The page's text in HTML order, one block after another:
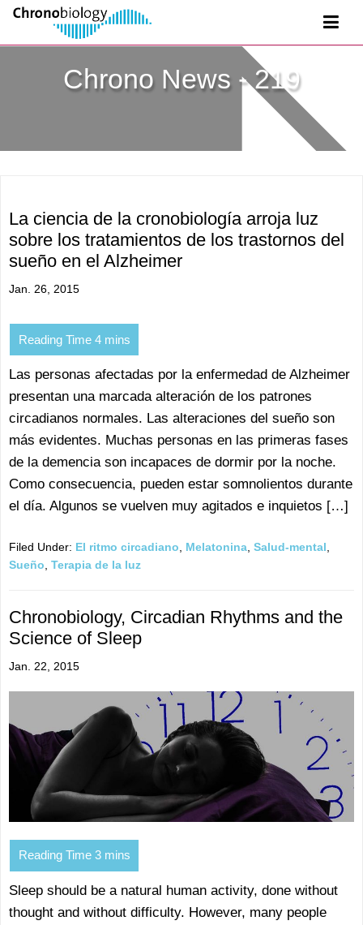
Chrono News - 219
La ciencia de la cronobiología arroja luz
sobre los tratamientos de los trastornos del
sueño en el Alzheimer
Jan. 26, 2015
Las personas afectadas por la enfermedad de Alzheimer
presentan una marcada alteración de los patrones
circadianos normales. Las alteraciones del sueño son
más evidentes. Muchas personas en las primeras fases
de la demencia son incapaces de dormir por la noche.
Como consecuencia, pueden estar somnolientos durante
el día. Algunos se vuelven muy agitados e inquietos […]
Filed Under: El ritmo circadiano Melatonina Salud-mental
Sueño Terapia de la luz
Chronobiology, Circadian Rhythms and the
Science of Sleep
Jan. 22, 2015
Sleep should be a natural human activity, done without
thought and without difficulty. However, many people